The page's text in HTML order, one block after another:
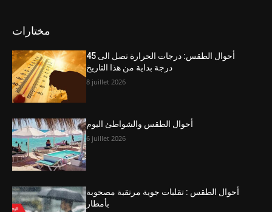
مختارات
أحوال الطقس: درجات الحرارة تصل الى 45
درجة بداية من هذا التاريخ
8 juillet 2026
أحوال الطقس والشواطئ اليوم
6 juillet 2026
أحوال الطقس : تقلبات جوية مرتقبة مصحوبة
بأمطار